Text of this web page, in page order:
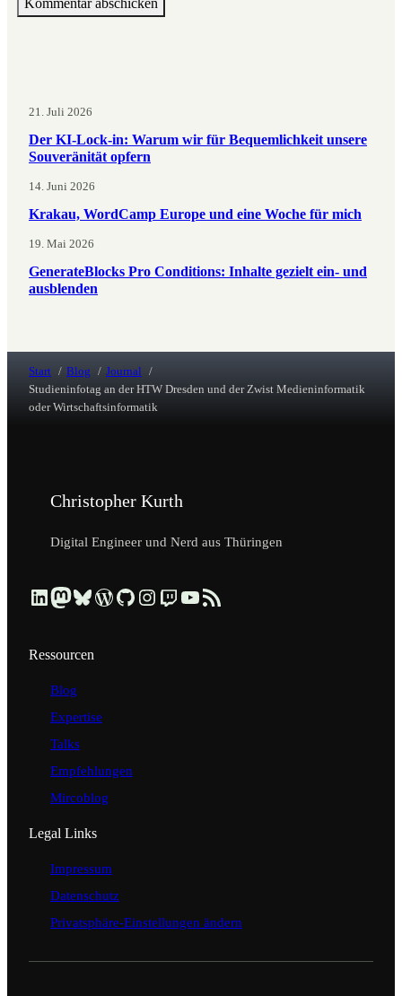
21. Juli 2026
Der KI-Lock-in: Warum wir für Bequemlichkeit unsere
Souveränität opfern
14. Juni 2026
Krakau, WordCamp Europe und eine Woche für mich
19. Mai 2026
GenerateBlocks Pro Conditions: Inhalte gezielt ein- und
ausblenden
Start Blog
Journal
Studieninfotag an der HTW Dresden und der Zwist Medieninformatik
oder Wirtschaftsinformatik
Christopher Kurth
Digital Engineer und Nerd aus Thüringen
Beruflich über LinkedIn vernetzen Dezentral über Mastodon folgen Kurzmeldungen über Bluesky lesen Profil & Contributions auf WordPress.org ansehen Code & Repositories über GitHub erkunden Visuelle Einblicke über Instagram ansehen Streams & Tech-Talks über Twitch schauen Videos & Tutorials über YouTube ansehen Blog-Updates über RSS-Feed abonnieren
Ressourcen
Blog
Expertise
Talks
Empfehlungen
Mircoblog
Legal Links
Impressum
Datenschutz
Privatsphäre-Einstellungen ändern